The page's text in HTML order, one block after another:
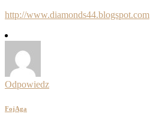
http://www.diamonds44.blogspot.com
Odpowiedz
FojAga